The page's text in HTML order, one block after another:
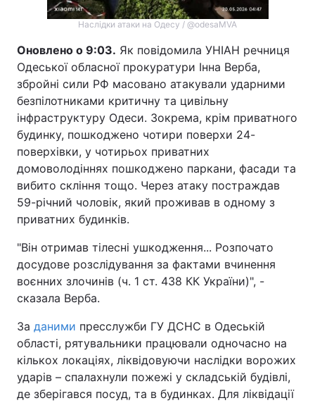
Наслідки атаки на Одесу / @odesaMVA
Оновлено о 9:03. Як повідомила УНІАН речниця
Одеської обласної прокуратури Інна Верба,
збройні сили РФ масовано атакували ударними
безпілотниками критичну та цивільну
інфраструктуру Одеси. Зокрема, крім приватного
будинку, пошкоджено чотири поверхи 24-
поверхівки, у чотирьох приватних
домоволодіннях пошкоджено паркани, фасади та
вибито скління тощо. Через атаку постраждав
59-річний чоловік, який проживав в одному з
приватних будинків.
"Він отримав тілесні ушкодження... Розпочато
досудове розслідування за фактами вчинення
воєнних злочинів (ч. 1 ст. 438 КК України)", -
сказала Верба.
За даними пресслужби ГУ ДСНС в Одеській
області, рятувальники працювали одночасно на
кількох локаціях, ліквідовуючи наслідки ворожих
ударів – спалахнули пожежі у складській будівлі,
де зберігався посуд, та в будинках. Для ліквідації